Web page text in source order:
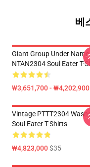
베
Giant Group Under Name
NTAN2304 Soul Eater T-
₩3,651,700 - ₩4,202,900
-
Vintage PTTT2304
Soul Eater T-Shirts
₩4,823,000$35
-